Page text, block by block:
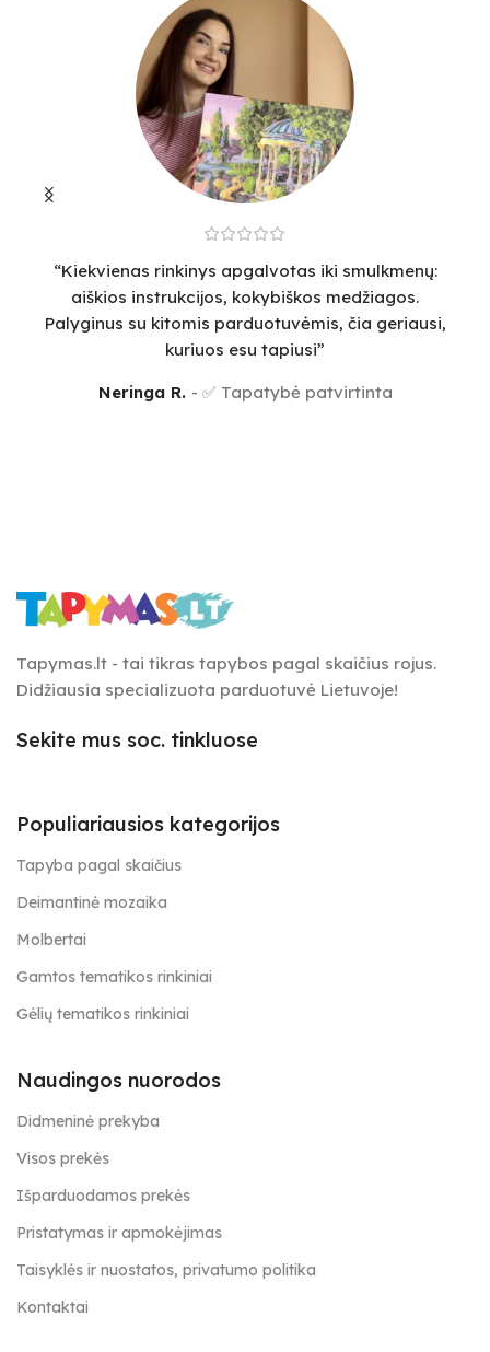
“Kiekvienas rinkinys apgalvotas iki smulkmenų:
aiškios instrukcijos, kokybiškos medžiagos.
Palyginus su kitomis parduotuvėmis, čia geriausi,
kuriuos esu tapiusi”
Neringa R. ✅ Tapatybė patvirtinta
Tapymas.lt - tai tikras tapybos pagal skaičius rojus.
Didžiausia specializuota parduotuvė Lietuvoje!
Sekite mus soc. tinkluose
Populiariausios kategorijos
Tapyba pagal skaičius
Deimantinė mozaika
Molbertai
Gamtos tematikos rinkiniai
Gėlių tematikos rinkiniai
Naudingos nuorodos
Didmeninė prekyba
Visos prekės
Išparduodamos prekės
Pristatymas ir apmokėjimas
Taisyklės ir nuostatos, privatumo politika
Kontaktai